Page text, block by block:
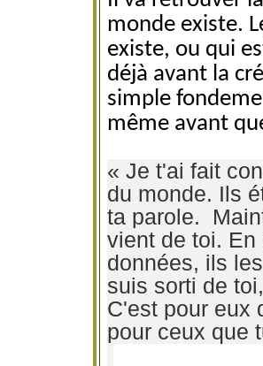
monde existe.
existe, ou qui
déjà avant la
simple
même avant
« Je t'ai fait
du monde. Ils
ta parole.
vient de toi.
données, ils
suis sorti de
C'est pour eux
pour ceux que